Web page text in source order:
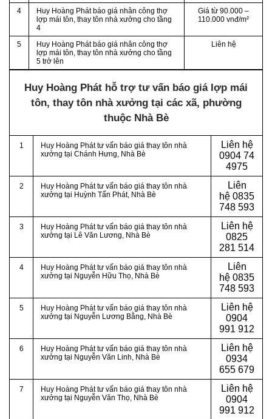
4
Huy Hoàng Phát báo giá nhân công thợ
lợp mái tôn, thay tôn nhà xưởng cho tầng
4
Giá từ 90.000 –
110.000 vnđ/m²
5
Huy Hoàng Phát báo giá nhân công thợ
lợp mái tôn, thay tôn nhà xưởng cho tầng
5 trở lên
Liên hệ
Huy Hoàng Phát hỗ trợ tư vấn báo giá lợp mái
tôn, thay tôn nhà xưởng tại các xã, phường
thuộc Nhà Bè
1
Huy Hoàng Phát tư vấn báo giá thay tôn nhà
xưởng tại Chánh Hưng, Nhà Bè
Liên hệ
0904 74
4975
2
Huy Hoàng Phát tư vấn báo giá thay tôn nhà
xưởng tại Huỳnh Tấn Phát, Nhà Bè
Liên
hệ 0835
748 593
3
Huy Hoàng Phát tư vấn báo giá thay tôn nhà
xưởng tại Lê Văn Lương, Nhà Bè
Liên hệ
0825
281 514
4
Huy Hoàng Phát tư vấn báo giá thay tôn nhà
xưởng tại Nguyễn Hữu Thọ, Nhà Bè
Liên
hệ 0835
748 593
5
Huy Hoàng Phát tư vấn báo giá thay tôn nhà
xưởng tại Nguyễn Lương Bằng, Nhà Bè
Liên hệ
0904
991 912
6
Huy Hoàng Phát tư vấn báo giá thay tôn nhà
xưởng tại Nguyễn Văn Linh, Nhà Bè
Liên hệ
0934
655 679
7
Huy Hoàng Phát tư vấn báo giá thay tôn nhà
xưởng tại Nguyễn Văn Thọ, Nhà Bè
Liên hệ
0904
991 912